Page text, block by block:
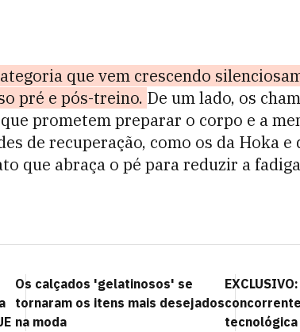
que vem crescendo
pré e pós-treino. De um lado, os
prometem preparar o corpo e a
de recuperação, como os da Hoka e
que abraça o pé para reduzir a
Os calçados 'gelatinosos' se
tornaram os itens mais desejados
na moda
tecnológica